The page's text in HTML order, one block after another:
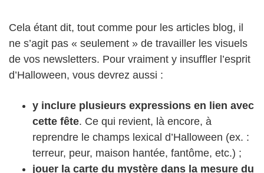
Cela étant dit, tout comme pour les articles blog, il
ne s’agit pas « seulement » de travailler les visuels
de vos newsletters. Pour vraiment y insuffler l’esprit
d’Halloween, vous devrez aussi :
y inclure plusieurs expressions en lien avec
cette fête. Ce qui revient, là encore, à
reprendre le champs lexical d’Halloween (ex. :
terreur, peur, maison hantée, fantôme, etc.) ;
jouer la carte du mystère dans la mesure du